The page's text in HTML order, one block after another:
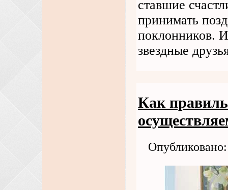
ставшие
принимать
поклонников.
звездные
Как